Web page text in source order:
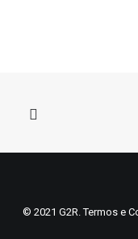
product
AGV
© 2021 G2R.Termos e